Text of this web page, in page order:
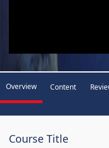
Overview Content
Course Title